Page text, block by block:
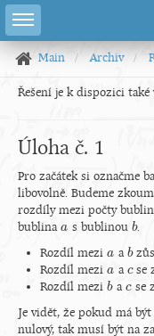
Main Archiv
Řešení je k dispozici
Úloha č. 1
Pro začátek si označme
libovolně. Budeme
rozdíly mezi počty
bublina a
a s bublinou b
b.
Rozdíl mezi a
a a b
b
Rozdíl mezi a
a a c
cse
Rozdíl mezi b
ba c
cse
Je vidět, že pokud má
nulový, tak musí být na